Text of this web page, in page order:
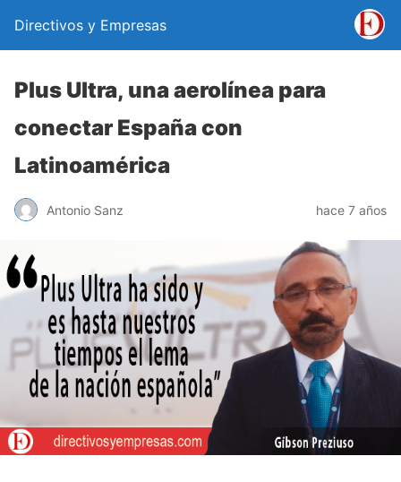
Directivos y Empresas
Plus Ultra, una aerolínea para
conectar España con
Latinoamérica
Antonio Sanz hace 7 años